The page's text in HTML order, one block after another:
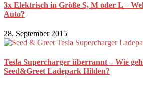
3x Elektrisch in Größe S, M oder L –
Auto?
28. September 2015
Tesla Supercharger überrannt – Wie
Seed&Greet Ladepark Hilden?